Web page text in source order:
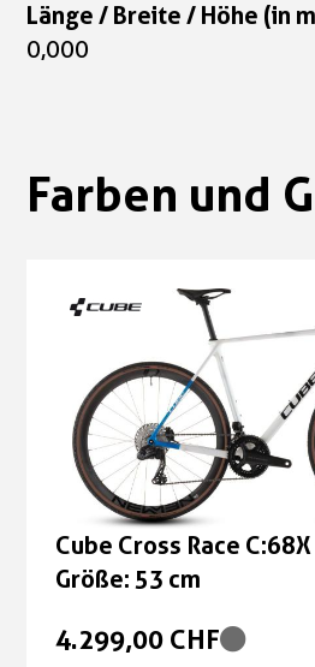
Länge / Breite / Höhe (in
0,000
Farben und
Cube Cross Race
Größe: 53 cm
4.299,00 CHF